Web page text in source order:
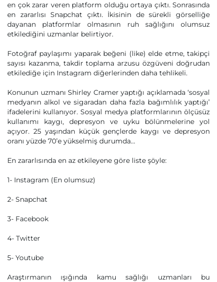
en çok zarar veren platform olduğu ortaya çıktı. Sonrasında
en zararlısı Snapchat çıktı. İkisinin de sürekli görselliğe
dayanan platformlar olmasının ruh sağlığını olumsuz
etkilediğini uzmanlar belirtiyor.
Fotoğraf paylaşımı yaparak beğeni (like) elde etme, takipçi
sayısı kazanma, takdir toplama arzusu özgüveni doğrudan
etkilediğe için Instagram diğerlerinden daha tehlikeli.
Konunun uzmanı Shirley Cramer yaptığı açıklamada ‘sosyal
medyanın alkol ve sigaradan daha fazla bağımlılık yaptığı’
ifadelerini kullanıyor. Sosyal medya platformlarının ölçüsüz
kullanımı kaygı, depresyon ve uyku bölünmelerine yol
açıyor. 25 yaşından küçük gençlerde kaygı ve depresyon
oranı yüzde 70’e yükselmiş durumda…
En zararlısında en az etkileyene göre liste şöyle:
1- Instagram (En olumsuz)
2- Snapchat
3- Facebook
4- Twitter
5- Youtube
Araştırmanın ışığında kamu sağlığı uzmanları bu